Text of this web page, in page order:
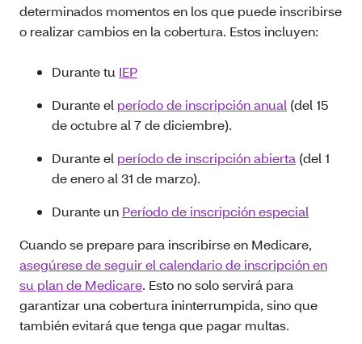
determinados momentos en los que puede inscribirse
o realizar cambios en la cobertura. Estos incluyen:
Durante tu IEP
Durante el período de inscripción anual (del 15
de octubre al 7 de diciembre).
Durante el período de inscripción abierta (del 1
de enero al 31 de marzo).
Durante un Período de inscripción especial
Cuando se prepare para inscribirse en Medicare,
asegúrese de seguir el calendario de inscripción en
su plan de Medicare. Esto no solo servirá para
garantizar una cobertura ininterrumpida, sino que
también evitará que tenga que pagar multas.